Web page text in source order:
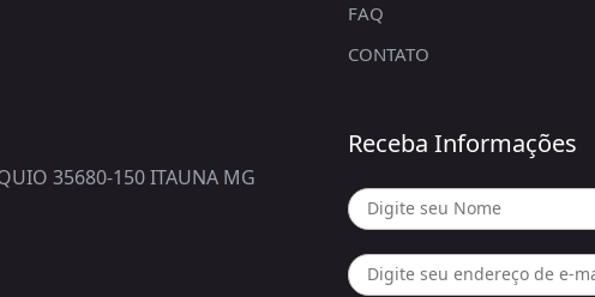
35680-150 ITAUNA MG
FAQ
CONTATO
Receba Informações